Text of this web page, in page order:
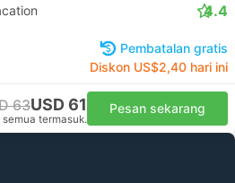
4.4
Pembatalan gratis
Diskon US$2,40 hari ini
63USD 61
semua termasuk.
Pesan sekarang